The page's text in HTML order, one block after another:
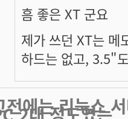
흠 좋은 XT 군요
제가 쓰던 XT는
하드는 없고, 3.5"
전에는 리눅스